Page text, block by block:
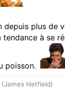
depuis plus
à se
poisson.
Hetfield)